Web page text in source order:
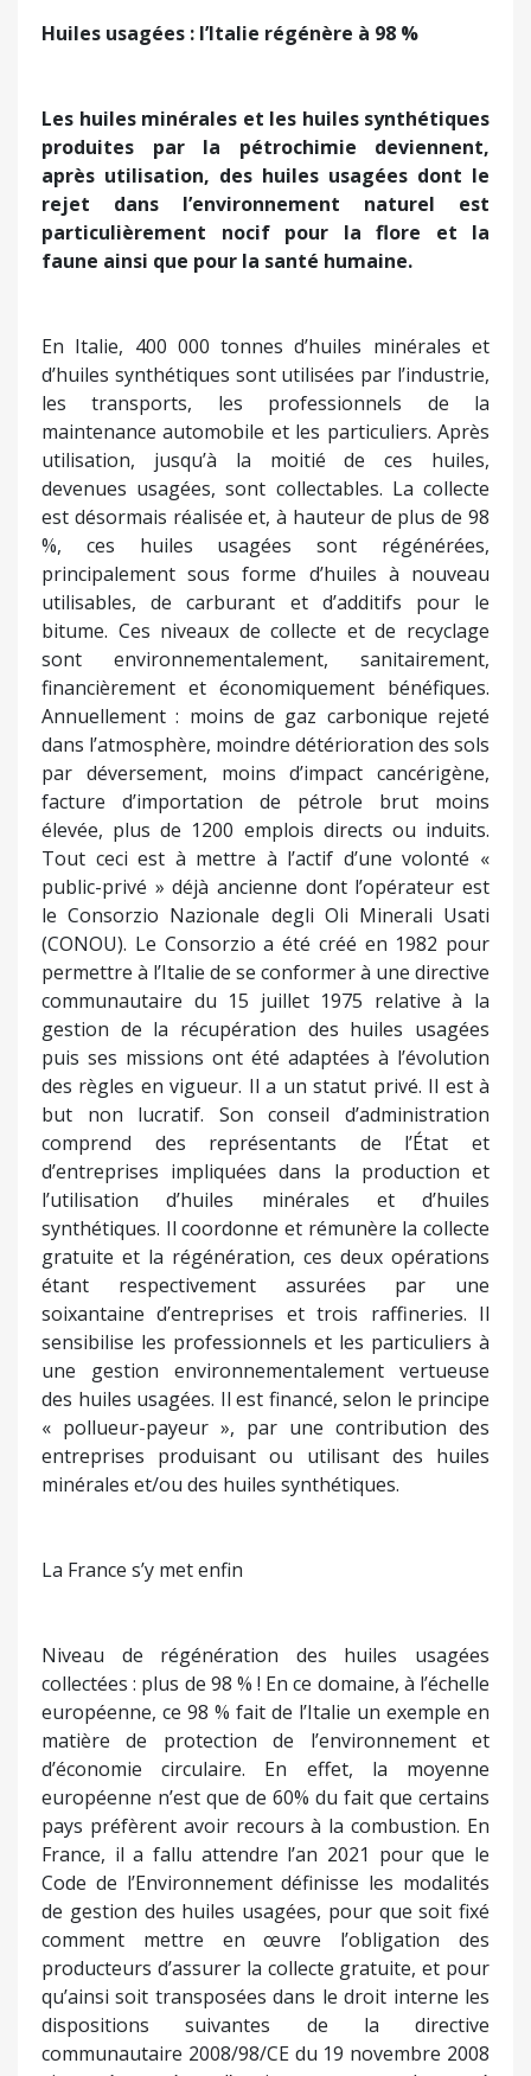
Huiles usagées : l’Italie régénère à 98 %
Les huiles minérales et les huiles synthétiques
produites par la pétrochimie deviennent,
après utilisation, des huiles usagées dont le
rejet dans l’environnement naturel est
particulièrement nocif pour la flore et la
faune ainsi que pour la santé humaine.
En Italie, 400 000 tonnes d’huiles minérales et
d’huiles synthétiques sont utilisées par l’industrie,
les transports, les professionnels de la
maintenance automobile et les particuliers. Après
utilisation, jusqu’à la moitié de ces huiles,
devenues usagées, sont collectables. La collecte
est désormais réalisée et, à hauteur de plus de 98
%, ces huiles usagées sont régénérées,
principalement sous forme d’huiles à nouveau
utilisables, de carburant et d’additifs pour le
bitume. Ces niveaux de collecte et de recyclage
sont environnementalement, sanitairement,
financièrement et économiquement bénéfiques.
Annuellement : moins de gaz carbonique rejeté
dans l’atmosphère, moindre détérioration des sols
par déversement, moins d’impact cancérigène,
facture d’importation de pétrole brut moins
élevée, plus de 1200 emplois directs ou induits.
Tout ceci est à mettre à l’actif d’une volonté «
public-privé » déjà ancienne dont l’opérateur est
le Consorzio Nazionale degli Oli Minerali Usati
(CONOU). Le Consorzio a été créé en 1982 pour
permettre à l’Italie de se conformer à une directive
communautaire du 15 juillet 1975 relative à la
gestion de la récupération des huiles usagées
puis ses missions ont été adaptées à l’évolution
des règles en vigueur. Il a un statut privé. Il est à
but non lucratif. Son conseil d’administration
comprend des représentants de l’État et
d’entreprises impliquées dans la production et
l’utilisation d’huiles minérales et d’huiles
synthétiques. Il coordonne et rémunère la collecte
gratuite et la régénération, ces deux opérations
étant respectivement assurées par une
soixantaine d’entreprises et trois raffineries. Il
sensibilise les professionnels et les particuliers à
une gestion environnementalement vertueuse
des huiles usagées. Il est financé, selon le principe
« pollueur-payeur », par une contribution des
entreprises produisant ou utilisant des huiles
minérales et/ou des huiles synthétiques.
La France s’y met enfin
Niveau de régénération des huiles usagées
collectées : plus de 98 % ! En ce domaine, à l’échelle
européenne, ce 98 % fait de l’Italie un exemple en
matière de protection de l’environnement et
d’économie circulaire. En effet, la moyenne
européenne n’est que de 60% du fait que certains
pays préfèrent avoir recours à la combustion. En
France, il a fallu attendre l’an 2021 pour que le
Code de l’Environnement définisse les modalités
de gestion des huiles usagées, pour que soit fixé
comment mettre en œuvre l’obligation des
producteurs d’assurer la collecte gratuite, et pour
qu’ainsi soit transposées dans le droit interne les
dispositions suivantes de la directive
communautaire 2008/98/CE du 19 novembre 2008